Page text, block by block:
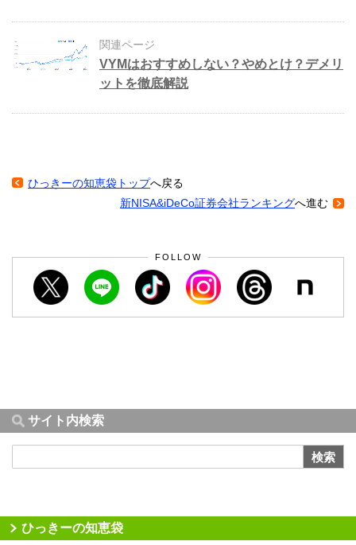
関連ページ
VYMはおすすめしない？やめとけ？デメリ
ットを徹底解説
ひっきーの知恵袋トップへ戻る
新NISA&iDeCo証券会社ランキングへ進む
FOLLOW
サイト内検索
検索
ひっきーの知恵袋